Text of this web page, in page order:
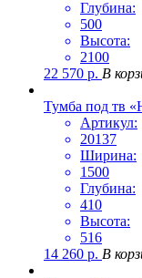
Глубина:
500
Высота:
2100
22 570 р. В
Тумба под тв
Артикул:
20137
Ширина:
1500
Глубина:
410
Высота:
516
14 260 р. В